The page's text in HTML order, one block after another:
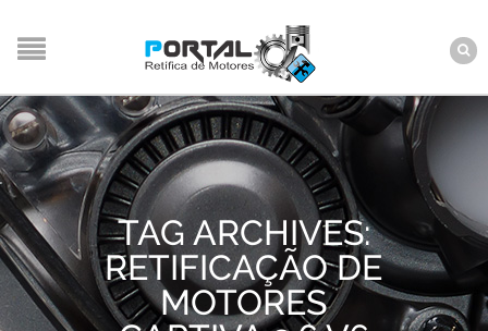
TAG ARCHIVES:
RETIFICAÇÃO DE
MOTORES